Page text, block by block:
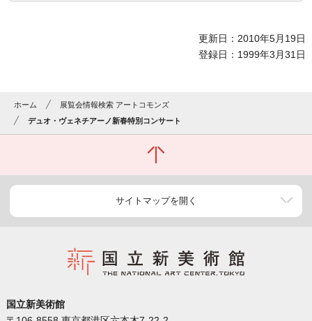
更新日：2010年5月19日
登録日：1999年3月31日
ホーム
展覧会情報検索 アートコモンズ
デュオ・ヴェネチアーノ新春特別コンサート
サイトマップを開く
国立新美術館